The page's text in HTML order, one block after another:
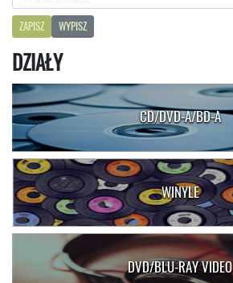
ZAPISZ WYPISZ
DZIAŁY
CD/DVD-A/BD-A
WINYLE
DVD/BLU-RAY VIDEO